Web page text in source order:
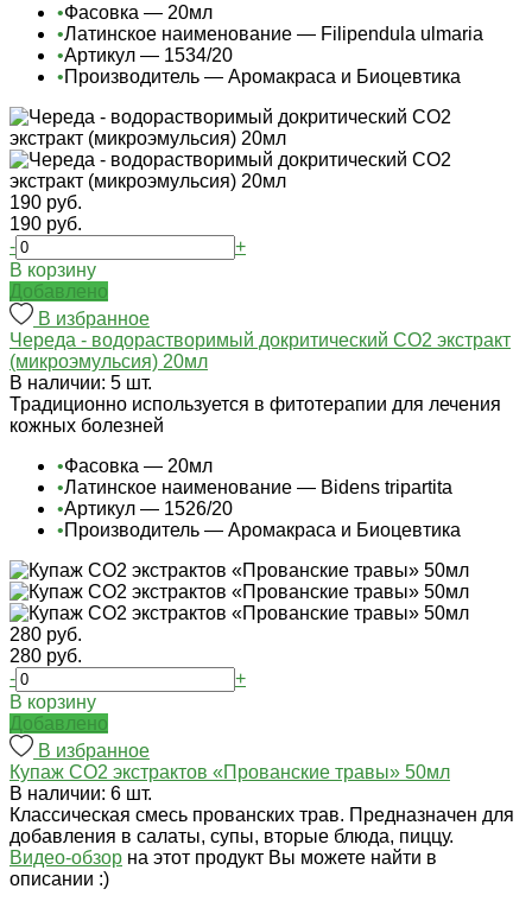
•Фасовка — 20мл
•Латинское наименование — Filipendula ulmaria
•Артикул — 1534/20
•Производитель — Аромакраса и Биоцевтика
190 руб.
190 руб.
-
+
В корзину
Добавлено
В избранное
Череда - водорастворимый докритический СО2 экстракт
(микроэмульсия) 20мл
В наличии: 5 шт.
Традиционно используется в фитотерапии для лечения
кожных болезней
•Фасовка — 20мл
•Латинское наименование — Bidens tripartita
•Артикул — 1526/20
•Производитель — Аромакраса и Биоцевтика
280 руб.
280 руб.
-
+
В корзину
Добавлено
В избранное
Купаж СО2 экстрактов «Прованские травы» 50мл
В наличии: 6 шт.
Классическая смесь прованских трав. Предназначен для
добавления в салаты, супы, вторые блюда, пиццу.
Видео-обзор на этот продукт Вы можете найти в
описании :)